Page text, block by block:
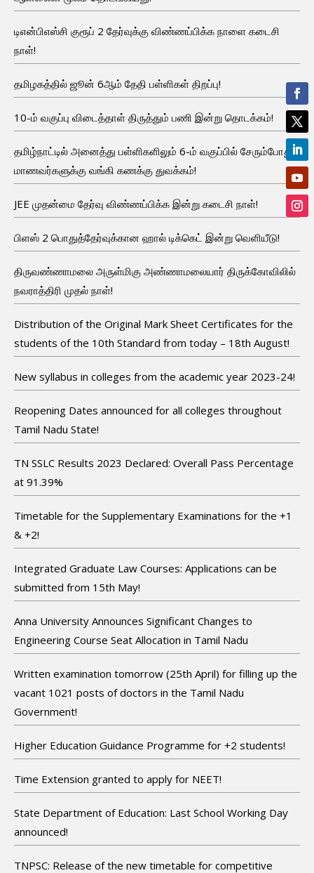
டிஎன்பிஎஸ்சி குரூப் 2 தேர்வுக்கு விண்ணப்பிக்க நாளை கடைசி
நாள்!
தமிழகத்தில் ஜூன் 6ஆம் தேதி பள்ளிகள் திறப்பு!
10-ம் வகுப்பு விடைத்தாள் திருத்தும் பணி இன்று தொடக்கம்!
தமிழ்நாட்டில் அனைத்து பள்ளிகளிலும் 6-ம் வகுப்பில் சேரும்போது
மாணவர்களுக்கு வங்கி கணக்கு துவக்கம்!
JEE முதன்மை தேர்வு விண்ணப்பிக்க இன்று கடைசி நாள்!
பிளஸ் 2 பொதுத்தேர்வுக்கான ஹால் டிக்கெட் இன்று வெளியீடு!
திருவண்ணாமலை அருள்மிகு அண்ணாமலையார் திருக்கோவிலில்
நவராத்திரி முதல் நாள்!
Distribution of the Original Mark Sheet Certificates for the
students of the 10th Standard from today – 18th August!
New syllabus in colleges from the academic year 2023-24!
Reopening Dates announced for all colleges throughout
Tamil Nadu State!
TN SSLC Results 2023 Declared: Overall Pass Percentage
at 91.39%
Timetable for the Supplementary Examinations for the +1
& +2!
Integrated Graduate Law Courses: Applications can be
submitted from 15th May!
Anna University Announces Significant Changes to
Engineering Course Seat Allocation in Tamil Nadu
Written examination tomorrow (25th April) for filling up the
vacant 1021 posts of doctors in the Tamil Nadu
Government!
Higher Education Guidance Programme for +2 students!
Time Extension granted to apply for NEET!
State Department of Education: Last School Working Day
announced!
TNPSC: Release of the new timetable for competitive